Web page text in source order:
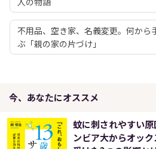
不用品、空き家、名義変更。何から
ぶ「親の家の片づけ」
今、あなたにオススメ
蚊に刺されやすい
ンビア大からオッ